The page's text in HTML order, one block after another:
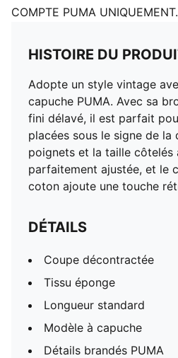
COMPTE PUMA UNIQUEMENT.
HISTOIRE DU
Adopte un style vintage
capuche PUMA. Avec sa
fini délavé, il est parfait
placées sous le signe de la
poignets et la taille côtelés
parfaitement ajustée, et le
coton ajoute une touche
DÉTAILS
Coupe décontractée
Tissu éponge
Longueur standard
Modèle à capuche
Détails brandés PUMA